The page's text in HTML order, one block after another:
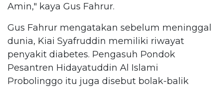
Amin," kaya Gus Fahrur.
Gus Fahrur mengatakan sebelum meninggal
dunia, Kiai Syafruddin memiliki riwayat
penyakit diabetes. Pengasuh Pondok
Pesantren Hidayatuddin Al Islami
Probolinggo itu juga disebut bolak-balik